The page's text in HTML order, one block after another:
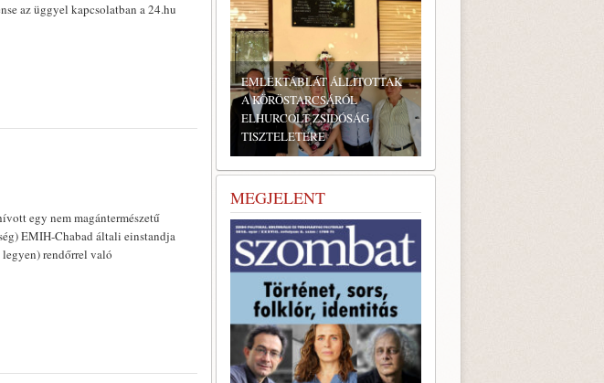
az üggyel kapcsolatban a 24.hu
egy nem magántermészetű
EMIH-Chabad általi einstandja
rendőrrel való
EMLÉKTÁBLÁT ÁLLÍTOTTAK
A KÖRÖSTARCSÁRÓL
ELHURCOLT ZSIDÓSÁG
TISZTELETÉRE
MEGJELENT